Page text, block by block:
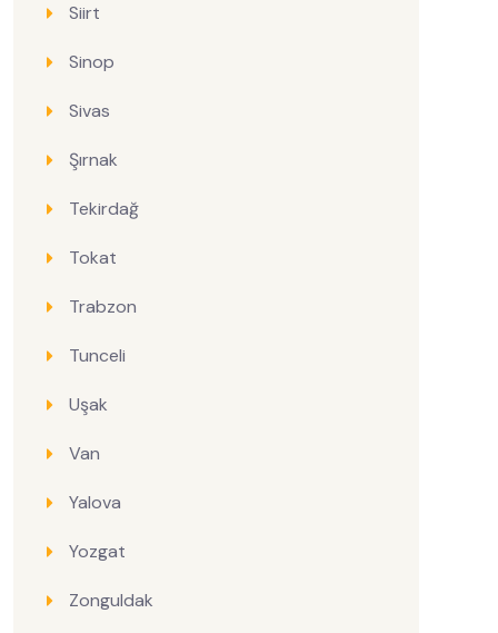
Siirt
Sinop
Sivas
Şırnak
Tekirdağ
Tokat
Trabzon
Tunceli
Uşak
Van
Yalova
Yozgat
Zonguldak